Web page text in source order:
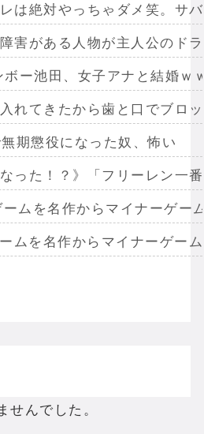
は絶対やっちゃダメ笑。サ
障害がある人物が主人公のド
ボー池田、女子アナと結婚ｗ
入れてきたから歯と口でブロ
無期懲役になった奴、怖い
なった！？》「フリーレン
ムを名作からマイナーゲー
ムを名作からマイナーゲー
３の思い出
ースとアンジェラってなん
せんでした。